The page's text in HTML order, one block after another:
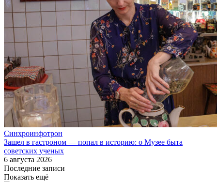
Синхроинфотрон
Зашел в гастроном — попал в историю: о Музее быта
советских ученых
6 августа 2026
Последние записи
Показать ещё